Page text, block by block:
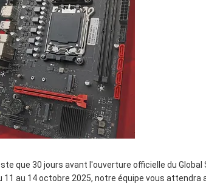
que 30 jours avant l'ouverture officielle du
11 au 14 octobre 2025, notre équipe vous